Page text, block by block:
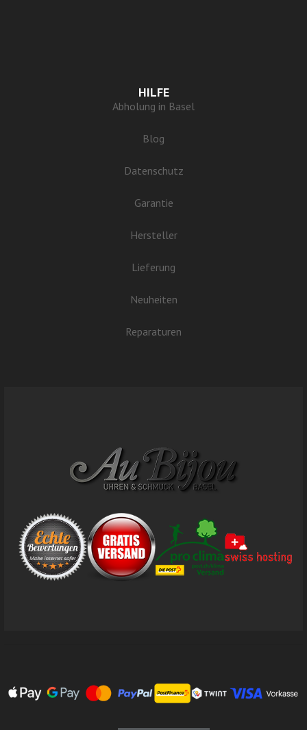
HILFE
Abholung in Basel
Blog
Datenschutz
Garantie
Hersteller
Lieferung
Neuheiten
Reparaturen